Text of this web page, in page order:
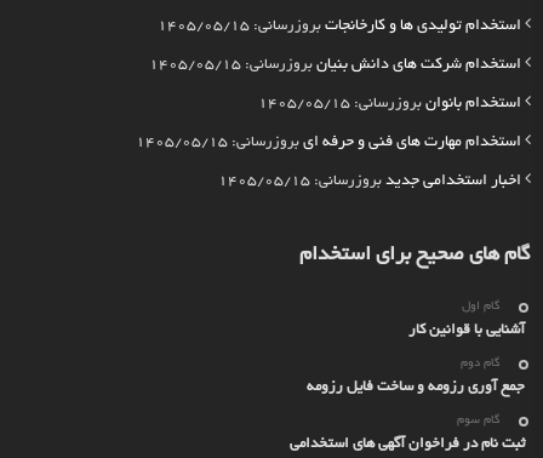
استخدام تولیدی ها و کارخانجات بروزرسانی: 1405/05/15
استخدام شرکت های دانش بنیان بروزرسانی: 1405/05/15
استخدام بانوان بروزرسانی: 1405/05/15
استخدام مهارت های فنی و حرفه ای بروزرسانی: 1405/05/15
اخبار استخدامی جدید بروزرسانی: 1405/05/15
گام های صحیح برای استخدام
گام اول
آشنایی با قوانین کار
گام دوم
جمع آوری رزومه و ساخت فایل رزومه
گام سوم
ثبت نام در فراخوان آگهی های استخدامی